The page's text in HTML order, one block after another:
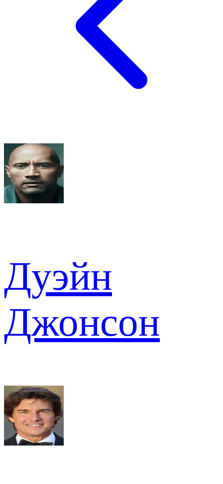
Дуэйн
Джонсон